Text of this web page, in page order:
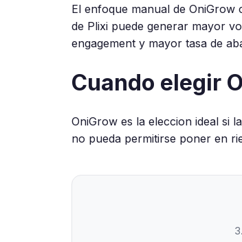
El enfoque manual de
de Plixi puede generar mayor
engagement y mayor tasa de
Cuando elegir
OniGrow es la eleccion ideal si
no pueda permitirse poner en